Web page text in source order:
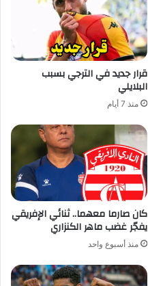
قرار جديد في الترجي بسبب
البلايلي
منذ 7 أيام
كان صارما معهما.. ثنائي الإفريقي
يفجّر غضب ماهر الكنزاري
منذ أسبوع واحد